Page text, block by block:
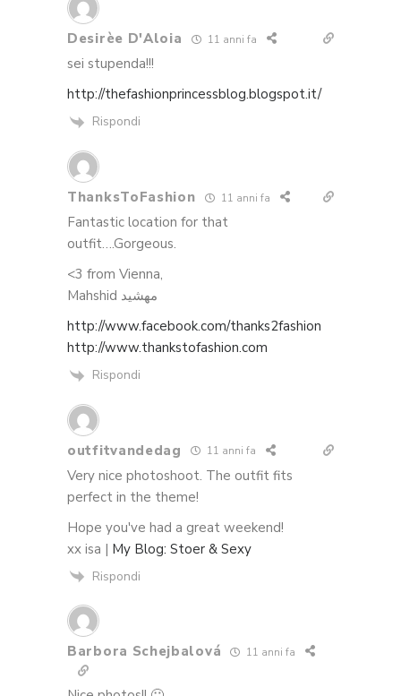
Desirèe D'Aloia 11 anni fa
sei stupenda!!!
http://thefashionprincessblog.blogspot.it/
Rispondi
ThanksToFashion 11 anni fa
Fantastic location for that
outfit….Gorgeous.
<3 from Vienna,
http://www.facebook.com/thanks2fashion
http://www.thankstofashion.com
Rispondi
outfitvandedag 11 anni fa
Very nice photoshoot. The outfit fits
perfect in the theme!
Hope you've had a great weekend!
xx isa | My Blog: Stoer & Sexy
Rispondi
Barbora Schejbalová 11 anni fa